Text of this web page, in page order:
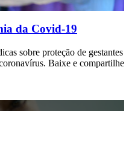
da Covid-19
sobre proteção de gestantes
Baixe e compartilhe